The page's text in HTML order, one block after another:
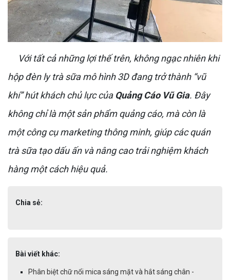
Với tất cả những lợi thế trên, không ngạc nhiên khi
hộp đèn ly trà sữa mô hình 3D đang trở thành “vũ
khí” hút khách chủ lực của Quảng Cáo Vũ Gia. Đây
không chỉ là một sản phẩm quảng cáo, mà còn là
một công cụ marketing thông minh, giúp các quán
trà sữa tạo dấu ấn và nâng cao trải nghiệm khách
hàng một cách hiệu quả.
Chia sẻ:
Bài viết khác:
Phân biệt chữ nổi mica sáng mặt và hắt sáng chân -